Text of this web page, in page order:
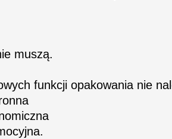
muszą.
funkcji opakowania nie